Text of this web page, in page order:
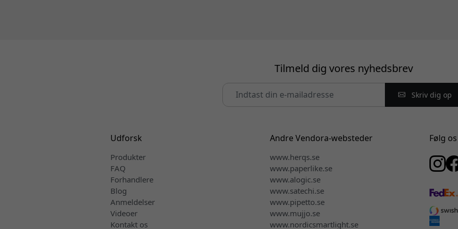
Tilmeld dig vores nyhedsbrev
Skriv dig op
Udforsk
Produkter
FAQ
Forhandlere
Blog
Anmeldelser
Videoer
Kontakt os
Andre Vendora-websteder
www.herqs.se
www.paperlike.se
www.alogic.se
www.satechi.se
www.pipetto.se
www.mujjo.se
www.nordicsmartlight.se
Følg